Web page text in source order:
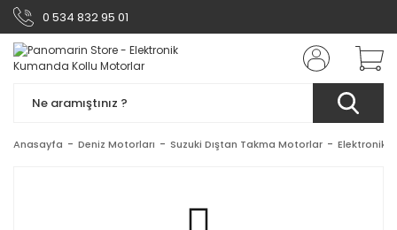
0 534 832 95 01
Anasayfa Deniz Motorları Suzuki Dıştan Takma Motorlar Elektronik